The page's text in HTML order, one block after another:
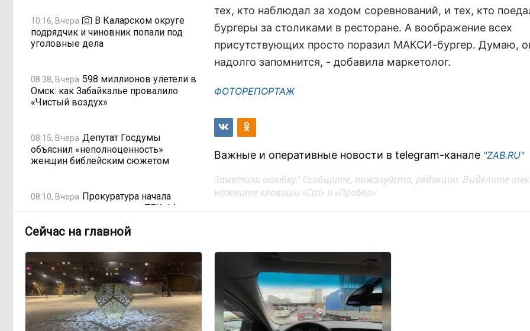
10:16, Вчера
В Каларском округе
подрядчик и чиновник попали под
уголовные дела
08:38, Вчера 598 миллионов улетели в
Омск: как Забайкалье провалило
«Чистый воздух»
08:15, Вчера Депутат Госдумы
объяснил «неполноценность»
женщин библейским сюжетом
08:10, Вчера Прокуратура начала
проверку из-за раскопок ТГК-14
Забайкалье — в списке регионов,
где бюджетники могут остаться без
выплат
17:30, 5 августа «Их масштаб может
превысить весь наш опыт»: Осипов
тех, кто наблюдал за ходом соревнований, и тех, кто
бургеры за столиками в ресторане. А воображение всех
присутствующих просто поразил МАКСИ-бургер. Думаю,
надолго запомнится, - добавила маркетолог.
ФОТОРЕПОРТАЖ
Важные и оперативные новости в telegram-канале "ZAB.RU"
Заметили ошибку? Сообщите, пожалуйста, редакции. Выделите
нажмите клавиши «Ctrl» и «Пробел»
Сейчас на главной